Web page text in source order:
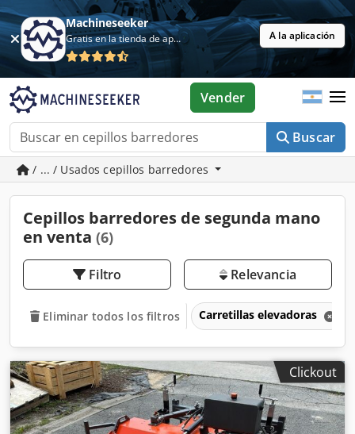
Machineseeker
Gratis en la tienda de aplicaciones A la aplicación
Buscar
Vender
/ ... / Usados cepillos barredores
Cepillos barredores de segunda mano
en venta (6)
Filtro Relevancia
Eliminar todos los filtros Carretillas elevadoras
Clickout